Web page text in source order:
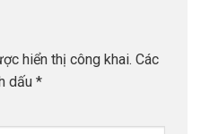
hiển thị công khai. Các
dấu *